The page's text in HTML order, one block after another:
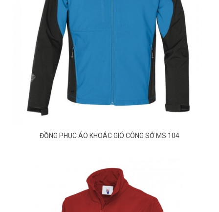
ĐỒNG PHỤC ÁO KHOÁC GIÓ CÔNG SỞ MS 104